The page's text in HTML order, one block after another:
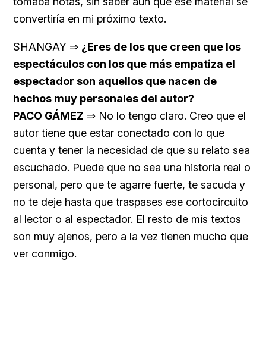
convertiría en mi próximo texto.
SHANGAY ⇒ ¿Eres de los que creen que los
espectáculos con los que más empatiza el
espectador son aquellos que nacen de
hechos muy personales del autor?
PACO GÁMEZ ⇒ No lo tengo claro. Creo que el
autor tiene que estar conectado con lo que
cuenta y tener la necesidad de que su relato sea
escuchado. Puede que no sea una historia real o
personal, pero que te agarre fuerte, te sacuda y
no te deje hasta que traspases ese cortocircuito
al lector o al espectador. El resto de mis textos
son muy ajenos, pero a la vez tienen mucho que
ver conmigo.